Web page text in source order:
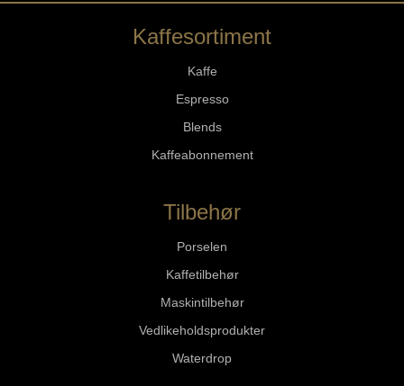
Kaffesortiment
Kaffe
Espresso
Blends
Kaffeabonnement
Tilbehør
Porselen
Kaffetilbehør
Maskintilbehør
Vedlikeholdsprodukter
Waterdrop